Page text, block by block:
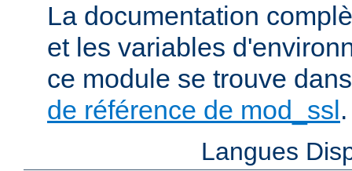
La documentation
et les variables
ce module se trouve
de référence de mod_ssl.
Langues